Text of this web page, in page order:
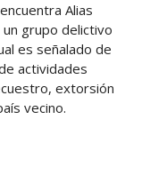
Alias
grupo delictivo
es señalado de
actividades
extorsión
vecino.